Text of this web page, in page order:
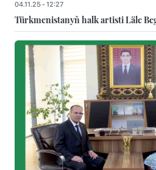
04.11.25 - 12:27
Türkmenistanyň halk artisti Läle